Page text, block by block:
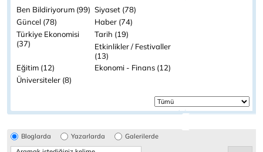
Ben Bildiriyorum (99) Siyaset (78)
Güncel (78)
Haber (74)
Türkiye Ekonomisi
(37)
Tarih (19)
Etkinlikler / Festivaller
(13)
Eğitim (12)
Ekonomi - Finans (12)
Üniversiteler (8)
Bloglarda Yazarlarda Galerilerde